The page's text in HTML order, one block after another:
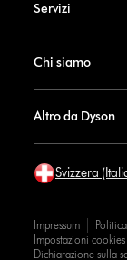
Servizi
Chi siamo
Altro da Dyson
Svizzera
Impressum
Impostazioni cookies
Dichiarazione sulla